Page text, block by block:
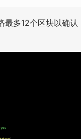
最多12个区块以确认